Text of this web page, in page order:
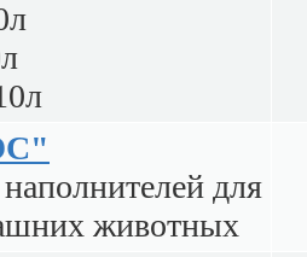
для
животных